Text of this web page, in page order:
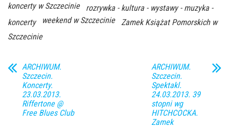
koncerty w Szczecinie
rozrywka - kultura - wystawy - muzyka -
koncerty
weekend w Szczecinie
Zamek Książat Pomorskich w
Szczecinie
ARCHIWUM.
Szczecin.
Koncerty.
23.03.2013.
Riffertone @
Free Blues Club
ARCHIWUM.
Szczecin.
Spektakl.
24.03.2013. 39
stopni wg
HITCHCOCKA.
Zamek